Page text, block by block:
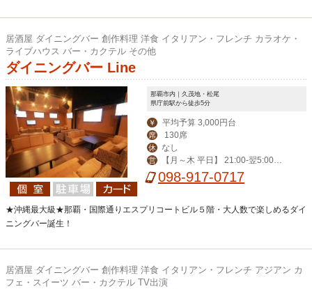
居酒屋 ダイニングバー 創作料理 洋食 イタリアン・フレンチ カラオケ・
ライブハウス バー・カクテル その他
ダイニングバー Line
那覇市内｜久茂地・松尾
県庁前駅から徒歩5分
￥ 平均予算 3,000円台
席 130席
休 なし
営
【月～木 平日】 21:00-翌5:00
【その他】19:00-翌6:00
098-917-0717
★沖縄最大級★那覇・国際通りエスプリコートビル５階・大人数で楽しめるダイ
ニングバー誕生！
居酒屋 ダイニングバー 創作料理 洋食 イタリアン・フレンチ アジアン カ
フェ・スイーツ バー・カクテル TV出演